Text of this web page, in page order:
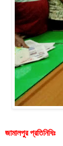
জামালপুর প্রতিনিধিঃ